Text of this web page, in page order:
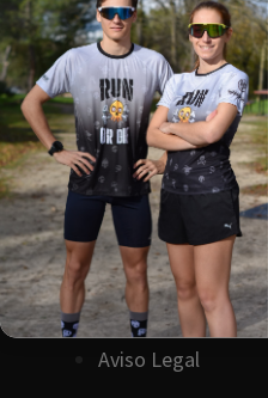
Hazte Distribuidor
Política de
Política de cookies
D erechode
Política de
Términos y
Aviso Legal